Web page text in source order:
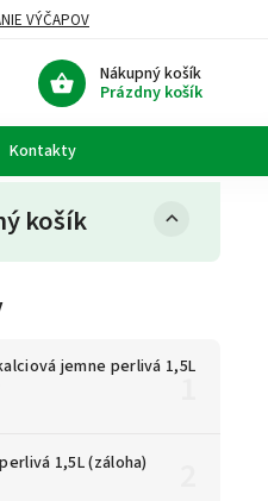
VÝČAPOV
Nákupný košík
Prázdny košík
Kontakty
košík
jemne perlivá 1,5L
1,5L (záloha)